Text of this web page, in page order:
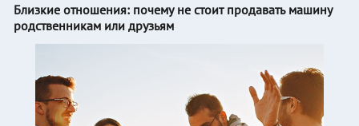
Близкие отношения: почему не стоит продавать машину
родственникам или друзьям